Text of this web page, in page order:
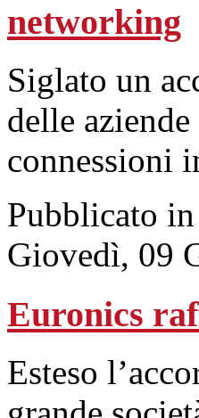
networking
Siglato un
delle
connessioni
Pubblicato in
Giovedì, 09
Euronics
Esteso